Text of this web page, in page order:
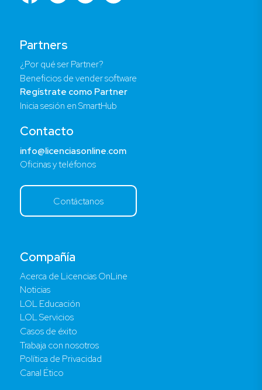
Compañía
Acerca de Licencias OnLine
Noticias
LOL Educación
LOL Servicios
Casos de éxito
Trabaja con nosotros
Política de Privacidad
Canal Ético
Partners
¿Por qué ser Partner?
Beneficios de vender software
Regístrate como Partner
Inicia sesión en SmartHub
Contacto
info@licenciasonline.com
Oficinas y teléfonos
Contáctanos